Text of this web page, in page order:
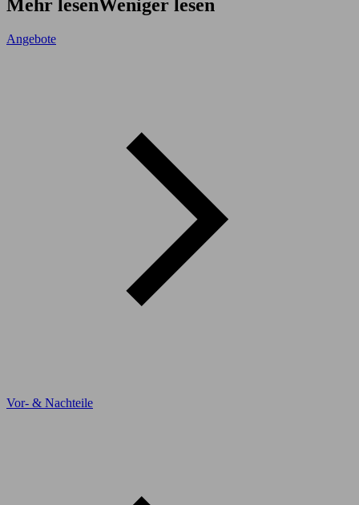
Mehr lesenWeniger lesen
Angebote
Vor- & Nachteile